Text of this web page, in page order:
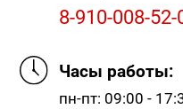
8-910-008-52-
Часы работы:
пн-пт: 09:00 -